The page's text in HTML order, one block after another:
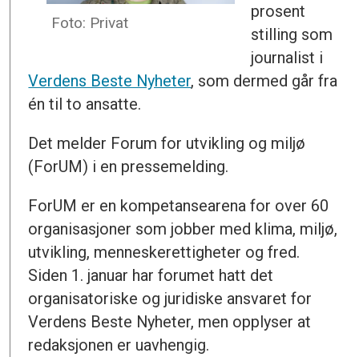
Foto: Privat
prosent
stilling som
journalist i
Verdens Beste Nyheter, som dermed går fra
én til to ansatte.
Det melder Forum for utvikling og miljø
(ForUM) i en pressemelding.
ForUM er en kompetansearena for over 60
organisasjoner som jobber med klima, miljø,
utvikling, menneskerettigheter og fred.
Siden 1. januar har forumet hatt det
organisatoriske og juridiske ansvaret for
Verdens Beste Nyheter, men opplyser at
redaksjonen er uavhengig.